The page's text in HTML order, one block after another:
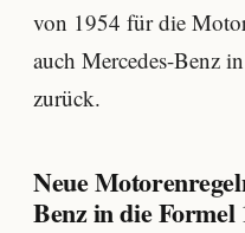
von 1954 für die
auch Mercedes-Benz
zurück.
Neue
Benz in die Formel